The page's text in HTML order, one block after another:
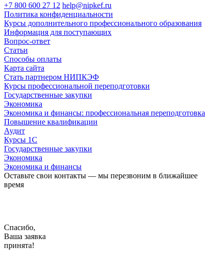
+7 800 600 27 12 help@nipkef.ru
Политика конфиденциальности
Курсы дополнительного профессионального образования
Информация для поступающих
Вопрос-ответ
Статьи
Способы оплаты
Карта сайта
Стать партнером НИПКЭФ
Курсы профессиональной переподготовки
Государственные закупки
Экономика
Экономика и финансы: профессиональная переподготовка
Повышение квалификации
Аудит
Курсы 1С
Государственные закупки
Экономика
Экономика и финансы
Оставьте свои контакты — мы перезвоним в ближайшее
время
Спасибо,
Ваша заявка
принята!